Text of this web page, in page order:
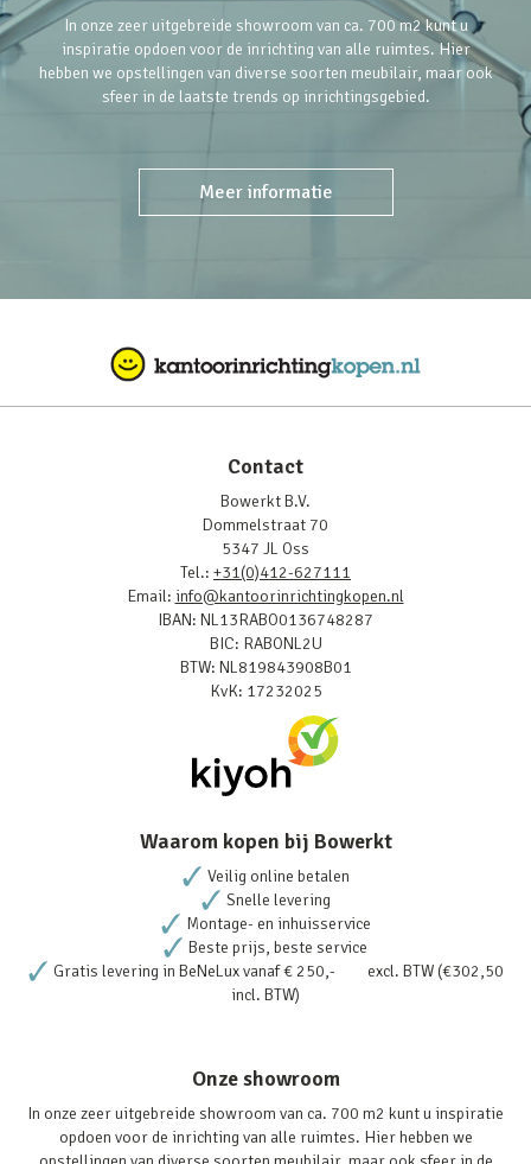
In onze zeer uitgebreide showroom van ca. 700 m2 kunt u
inspiratie opdoen voor de inrichting van alle ruimtes. Hier
hebben we opstellingen van diverse soorten meubilair, maar ook
sfeer in de laatste trends op inrichtingsgebied.
Meer informatie
Contact
Bowerkt B.V.
Dommelstraat 70
5347 JL Oss
Tel.: +31(0)412-627111
Email: info@kantoorinrichtingkopen.nl
IBAN: NL13RABO0136748287
BIC: RABONL2U
BTW: NL819843908B01
KvK: 17232025
Waarom kopen bij Bowerkt
Veilig online betalen
Snelle levering
Montage- en inhuisservice
Beste prijs, beste service
Gratis levering in BeNeLux vanaf € 250,- excl. BTW (€302,50
incl. BTW)
Onze showroom
In onze zeer uitgebreide showroom van ca. 700 m2 kunt u inspiratie
opdoen voor de inrichting van alle ruimtes. Hier hebben we